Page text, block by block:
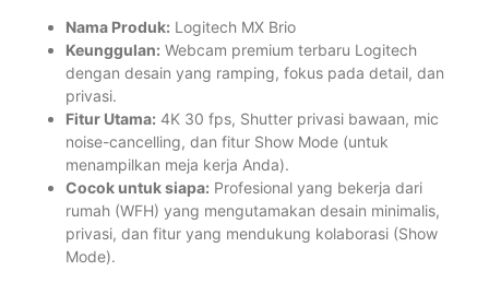
Nama Produk: Logitech MX Brio
Keunggulan: Webcam premium terbaru Logitech
dengan desain yang ramping, fokus pada detail, dan
privasi.
Fitur Utama: 4K 30 fps, Shutter privasi bawaan, mic
noise-cancelling, dan fitur Show Mode (untuk
menampilkan meja kerja Anda).
Cocok untuk siapa: Profesional yang bekerja dari
rumah (WFH) yang mengutamakan desain minimalis,
privasi, dan fitur yang mendukung kolaborasi (Show
Mode).